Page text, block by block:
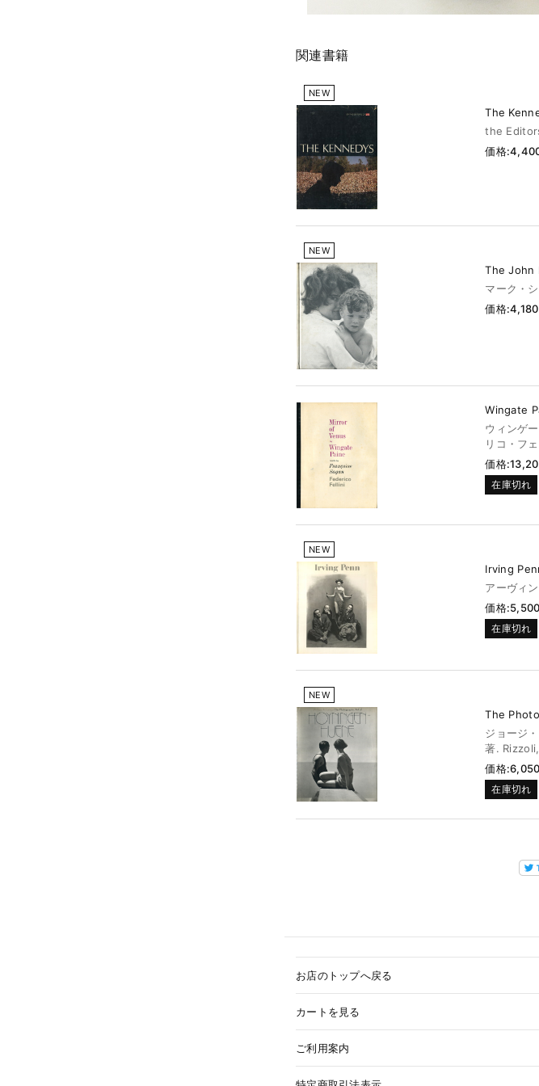
関連書籍
NEW
The
the
価格
NEW
The John
マーク・
価格
Wingate
ウィンゲ
リコ・フ
価格
在庫切れ
NEW
Irving
アーヴィ
価格
在庫切れ
NEW
The
ジョージ
著.
価格
在庫切れ
お店のトップへ戻る
カートを見る
ご利用案内